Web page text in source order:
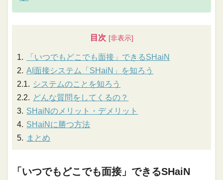
目次
「いつでもどこでも面接」できるSHaiN
AI面接システム「SHaiN」を知ろう
システムのことを知ろう
どんな質問をしてくるの？
SHaiNのメリット・デメリット
SHaiNに勝つ方法
まとめ
「いつでもどこでも面接」できるSHaiN